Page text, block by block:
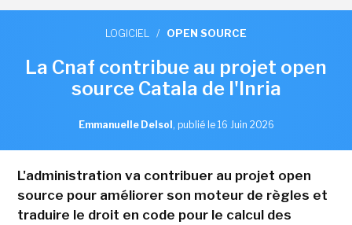
LOGICIEL / OPEN SOURCE
La Cnaf contribue au projet open
source Catala de l'Inria
Emmanuelle Delsol , publié le 16 Juin 2026
L'administration va contribuer au projet open
source pour améliorer son moteur de règles et
traduire le droit en code pour le calcul des